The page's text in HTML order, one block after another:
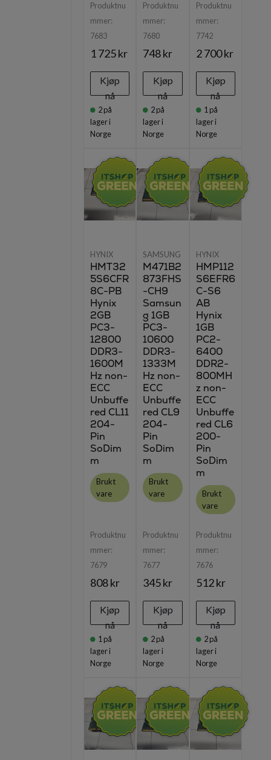
Produktnu
mmer:
7683
1 725 kr
Kjøp
nå
2på
lager i
Norge
Produktnu
mmer:
7680
748 kr
Kjøp
nå
2på
lager i
Norge
Produktnu
mmer:
7742
2 700 kr
Kjøp
nå
1 på
lager i
Norge
HYNIX
HMT32
5S6CFR
8C-PB
Hynix
2GB
PC3-
12800
DDR3-
1600M
Hz non-
ECC
Unbuffe
red CL11
204-
Pin
SoDim
m
Brukt
vare
Produktnu
mmer:
7679
808 kr
Kjøp
nå
1 på
lager i
Norge
SAMSUNG
M471B2
873FHS
-CH9
Samsun
g 1GB
PC3-
10600
DDR3-
1333M
Hz non-
ECC
Unbuffe
red CL9
204-
Pin
SoDim
m
Brukt
vare
Produktnu
mmer:
7677
345 kr
Kjøp
nå
2på
lager i
Norge
HYNIX
HMP112
S6EFR6
C-S6
AB
Hynix
1GB
PC2-
6400
DDR2-
800MH
z non-
ECC
Unbuffe
red CL6
200-
Pin
SoDim
m
Brukt
vare
Produktnu
mmer:
7676
512 kr
Kjøp
nå
2 på
lager i
Norge